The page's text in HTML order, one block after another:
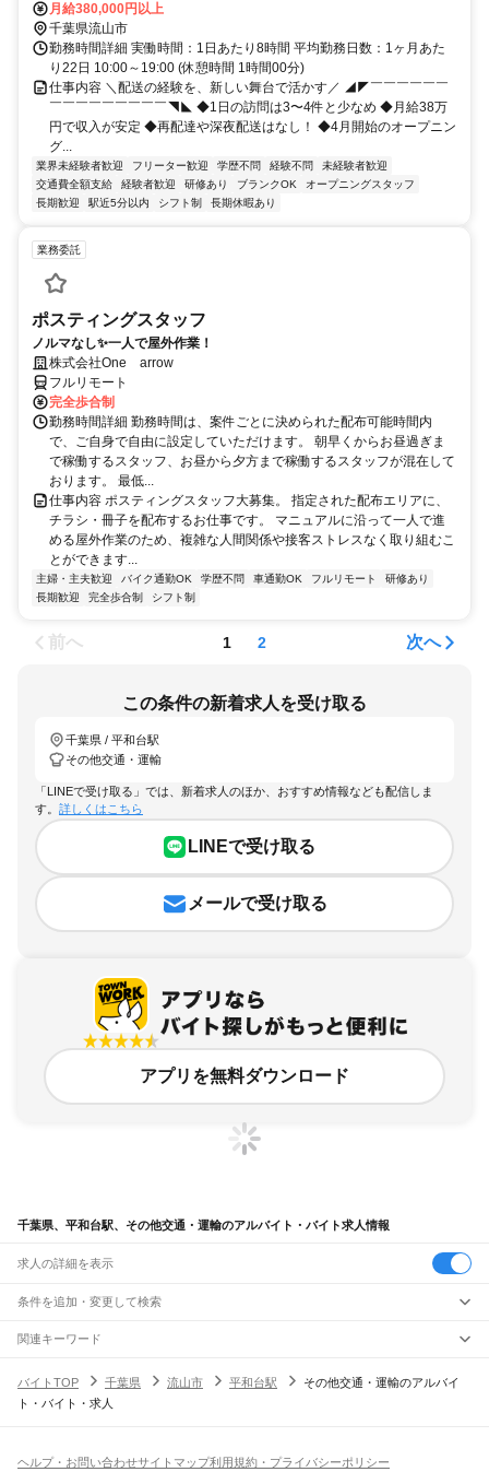
月給380,000円以上
千葉県流山市
勤務時間詳細 実働時間：1日あたり8時間 平均勤務日数：1ヶ月あた
り22日 10:00～19:00 (休憩時間 1時間00分)
仕事内容 ＼配送の経験を、新しい舞台で活かす／ ◢◤￣￣￣￣￣￣
￣￣￣￣￣￣￣￣￣◥◣ ◆1日の訪問は3〜4件と少なめ ◆月給38万
円で収入が安定 ◆再配達や深夜配送はなし！ ◆4月開始のオープニン
グ...
業界未経験者歓迎 フリーター歓迎 学歴不問 経験不問
未経験者歓迎
交通費全額支給
経験者歓迎 研修あり ブランクOK
オープニングスタッフ
長期歓迎
駅近5分以内 シフト制 長期休暇あり
業務委託
ポスティングスタッフ
ノルマなし✨一人で屋外作業！
株式会社One arrow
フルリモート
完全歩合制
勤務時間詳細 勤務時間は、案件ごとに決められた配布可能時間内
で、ご自身で自由に設定していただけます。 朝早くからお昼過ぎま
で稼働するスタッフ、お昼から夕方まで稼働するスタッフが混在して
おります。 最低...
仕事内容 ポスティングスタッフ大募集。 指定された配布エリアに、
チラシ・冊子を配布するお仕事です。 マニュアルに沿って一人で進
める屋外作業のため、複雑な人間関係や接客ストレスなく取り組むこ
とができます...
主婦・主夫歓迎 バイク通勤OK 学歴不問 車通勤OK フルリモート
研修あり
長期歓迎
完全歩合制 シフト制
前へ 1 2 次へ
この条件の新着求人を受け取る
千葉県 / 平和台駅
その他交通・運輸
「LINEで受け取る」では、新着求人のほか、おすすめ情報なども配信しま
す。 詳しくはこちら
LINEで受け取る
メールで受け取る
アプリを無料ダウンロード
千葉県、平和台駅、その他交通・運輸のアルバイト・バイト求人情報
求人の詳細を表示
条件を追加・変更して検索
市区町村を追加・変更
千葉県すべて
千葉市 すべて
旭市習志野市柏市勝浦市市原市流山市八千代市我孫子市鴨川市鎌ケ谷市
駅を追加・変更
JR中央・総武線
職種を追加・変更
飲食・フードサービスすべて
関連キーワード
バイトTOP
千葉県 流山市 平和台駅
その他交通・運輸のアルバイ
ト・バイト・求人
ヘルプ・お問い合わせサイトマップ利用規約・プライバシーポリシー